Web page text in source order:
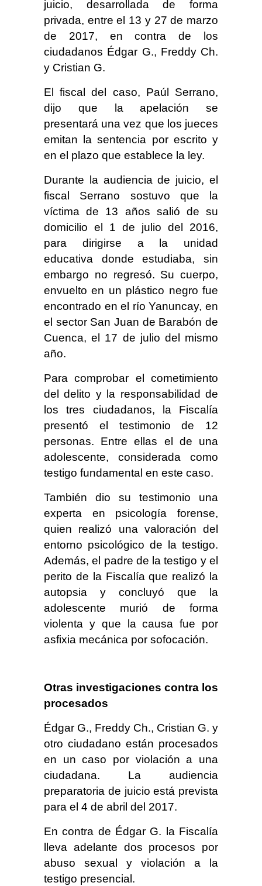
juicio, desarrollada de forma
privada, entre el 13 y 27 de marzo
de 2017, en contra de los
ciudadanos Édgar G., Freddy Ch.
y Cristian G.
El fiscal del caso, Paúl Serrano,
dijo que la apelación se
presentará una vez que los jueces
emitan la sentencia por escrito y
en el plazo que establece la ley.
Durante la audiencia de juicio, el
fiscal Serrano sostuvo que la
víctima de 13 años salió de su
domicilio el 1 de julio del 2016,
para dirigirse a la unidad
educativa donde estudiaba, sin
embargo no regresó. Su cuerpo,
envuelto en un plástico negro fue
encontrado en el río Yanuncay, en
el sector San Juan de Barabón de
Cuenca, el 17 de julio del mismo
año.
Para comprobar el cometimiento
del delito y la responsabilidad de
los tres ciudadanos, la Fiscalía
presentó el testimonio de 12
personas. Entre ellas el de una
adolescente, considerada como
testigo fundamental en este caso.
También dio su testimonio una
experta en psicología forense,
quien realizó una valoración del
entorno psicológico de la testigo.
Además, el padre de la testigo y el
perito de la Fiscalía que realizó la
autopsia y concluyó que la
adolescente murió de forma
violenta y que la causa fue por
asfixia mecánica por sofocación.
Otras investigaciones contra los
procesados
Édgar G., Freddy Ch., Cristian G. y
otro ciudadano están procesados
en un caso por violación a una
ciudadana. La audiencia
preparatoria de juicio está prevista
para el 4 de abril del 2017.
En contra de Édgar G. la Fiscalía
lleva adelante dos procesos por
abuso sexual y violación a la
testigo presencial.